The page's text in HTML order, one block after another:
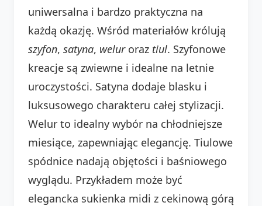
uniwersalna i bardzo praktyczna na
każdą okazję. Wśród materiałów królują
szyfon, satyna, weluroraz tiul. Szyfonowe
kreacje są zwiewne i idealne na letnie
uroczystości. Satyna dodaje blasku i
luksusowego charakteru całej stylizacji.
Welur to idealny wybór na chłodniejsze
miesiące, zapewniając elegancję. Tiulowe
spódnice nadają objętości i baśniowego
wyglądu. Przykładem może być
elegancka sukienka midi z cekinową górą